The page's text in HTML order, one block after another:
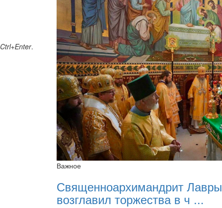
12 сентября 2015Название трансляции
12 сентября 2015Название трансляции
12 сентября 2015Название трансляции
12 сентября 2015 Название трансляции
12 сентября 2015Название трансляции
12 сентября 2015Название трансляции
12 сентября 2015Название трансляции
Перейти к архиву
Ctrl+Enter.
Важное
Священноархимандрит Лавры
возглавил торжества в ч ...